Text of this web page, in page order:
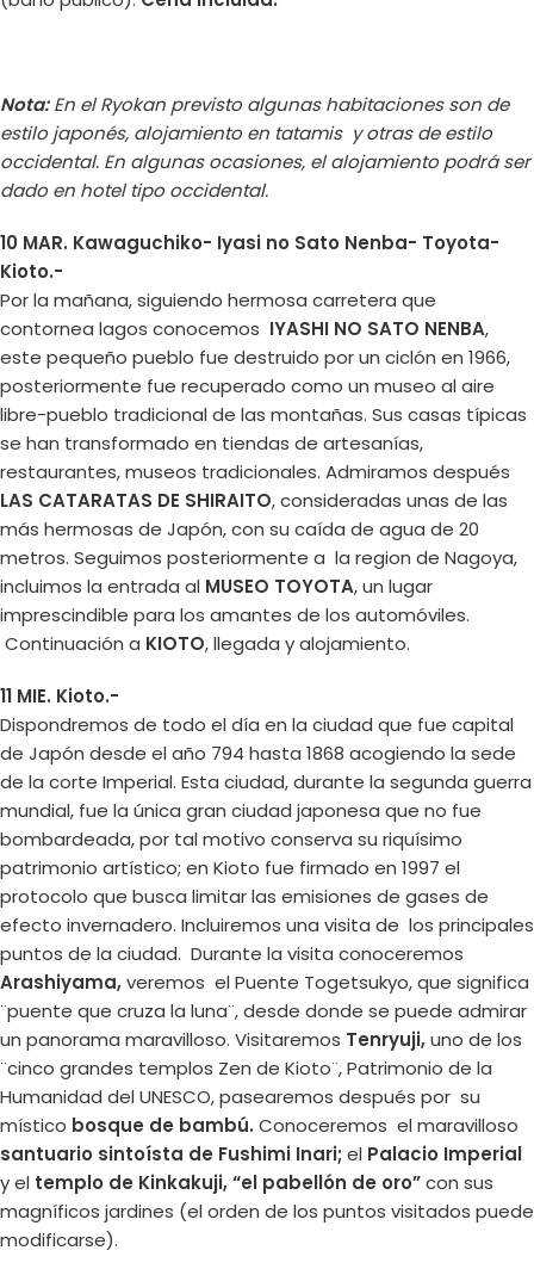
Nota:En el Ryokan previsto algunas habitaciones son de
estilo japonés, alojamiento en tatamis y otras de estilo
occidental. En algunas ocasiones, el alojamiento podrá ser
dado en hotel tipo occidental.
10 MAR. Kawaguchiko- Iyasi no Sato Nenba- Toyota-
Kioto.-
Por la mañana, siguiendo hermosa carretera que
contornea lagos conocemos IYASHI NO SATO NENBA,
este pequeño pueblo fue destruido por un ciclón en 1966,
posteriormente fue recuperado como un museo al aire
libre-pueblo tradicional de las montañas. Sus casas típicas
se han transformado en tiendas de artesanías,
restaurantes, museos tradicionales. Admiramos después
LAS CATARATAS DE SHIRAITO, consideradas unas de las
más hermosas de Japón, con su caída de agua de 20
metros. Seguimos posteriormente a la region de Nagoya,
incluimos la entrada al MUSEO TOYOTA, un lugar
imprescindible para los amantes de los automóviles.
Continuación a KIOTO, llegada y alojamiento.
11 MIE. Kioto.-
Dispondremos de todo el día en la ciudad que fue capital
de Japón desde el año 794 hasta 1868 acogiendo la sede
de la corte Imperial. Esta ciudad, durante la segunda guerra
mundial, fue la única gran ciudad japonesa que no fue
bombardeada, por tal motivo conserva su riquísimo
patrimonio artístico; en Kioto fue firmado en 1997 el
protocolo que busca limitar las emisiones de gases de
efecto invernadero. Incluiremos una visita de los principales
puntos de la ciudad. Durante la visita conoceremos
Arashiyama,veremos el Puente Togetsukyo, que significa
¨puente que cruza la luna¨, desde donde se puede admirar
un panorama maravilloso. Visitaremos Tenryuji,uno de los
¨cinco grandes templos Zen de Kioto¨, Patrimonio de la
Humanidad del UNESCO, pasearemos después por su
místico bosque de bambú. Conoceremos el maravilloso
santuario sintoísta de Fushimi Inari; el Palacio Imperial
y el templo de Kinkakuji, “el pabellón de oro”con sus
magníficos jardines (el orden de los puntos visitados puede
modificarse).